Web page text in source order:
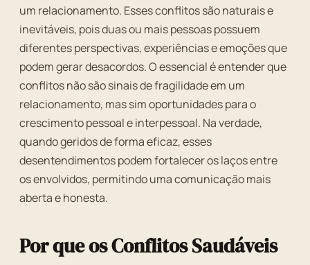
um relacionamento. Esses conflitos são naturais e
inevitáveis, pois duas ou mais pessoas possuem
diferentes perspectivas, experiências e emoções que
podem gerar desacordos. O essencial é entender que
conflitos não são sinais de fragilidade em um
relacionamento, mas sim oportunidades para o
crescimento pessoal e interpessoal. Na verdade,
quando geridos de forma eficaz, esses
desentendimentos podem fortalecer os laços entre
os envolvidos, permitindo uma comunicação mais
aberta e honesta.
Por que os Conflitos Saudáveis